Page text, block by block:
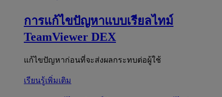
การแก้ไขปัญหาแบบเรียลไทม์
TeamViewer DEX
แก้ไขปัญหาก่อนที่จะส่งผลกระทบต่อผู้ใช้
เรียนรู้เพิ่มเติม